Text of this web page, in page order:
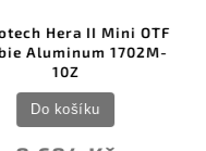
ACTA NON VERBA A400
Coyote ANVA400-002
4 940 Kč
Do košíku